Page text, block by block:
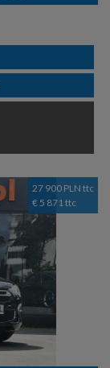
27 900 PLN ttc
€ 5 871 ttc